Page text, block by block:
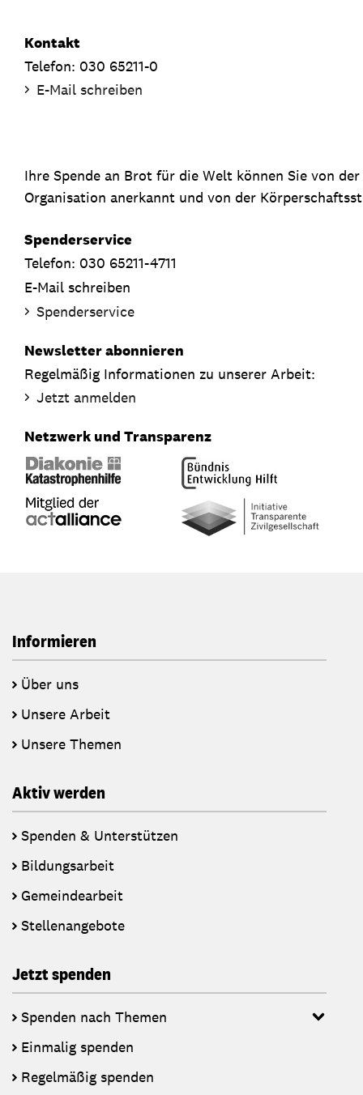
Kontakt
Telefon: 030 65211-0
E-Mail schreiben
Ihre Spende an Brot für die Welt können Sie von
Organisation anerkannt und von der
Spenderservice
Telefon: 030 65211-4711
E-Mail schreiben
Spenderservice
Newsletter abonnieren
Regelmäßig Informationen zu unserer Arbeit:
Jetzt anmelden
Netzwerk und Transparenz
Informieren
Über uns
Unsere Arbeit
Unsere Themen
Aktiv werden
Spenden & Unterstützen
Bildungsarbeit
Gemeindearbeit
Stellenangebote
Jetzt spenden
Spenden nach Themen
Einmalig spenden
Regelmäßig spenden